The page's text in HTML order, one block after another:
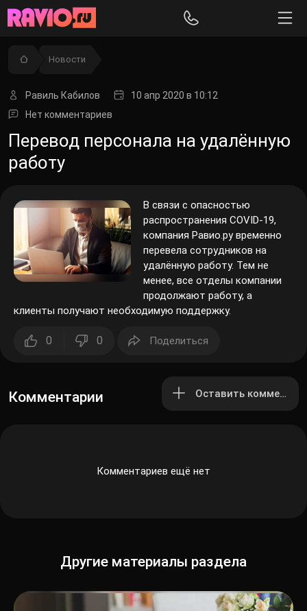
Новости
Равиль Кабилов 10 апр 2020 в 10:12
Нет комментариев
Перевод персонала на удалённую
работу
В связи с опасностью
распространения COVID-19,
компания Равио.ру временно
перевела сотрудников на
удалённую работу. Тем не
менее, все отделы компании
продолжают работу, а
клиенты получают необходимую поддержку.
0 0 Поделиться
Комментарии Оставить
Комментариев ещё нет
Другие материалы раздела